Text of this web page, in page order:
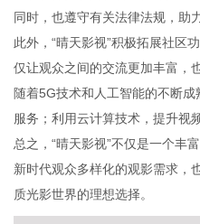
同时，也遵守有关法律法规，助
此外，“晴天影视”积极拓展社区
仅让观众之间的交流更加丰富，
随着5G技术和人工智能的不断
服务；利用云计算技术，提升视
总之，“晴天影视”不仅是一个丰
新时代观众多样化的观影需求，
质光影世界的理想选择。